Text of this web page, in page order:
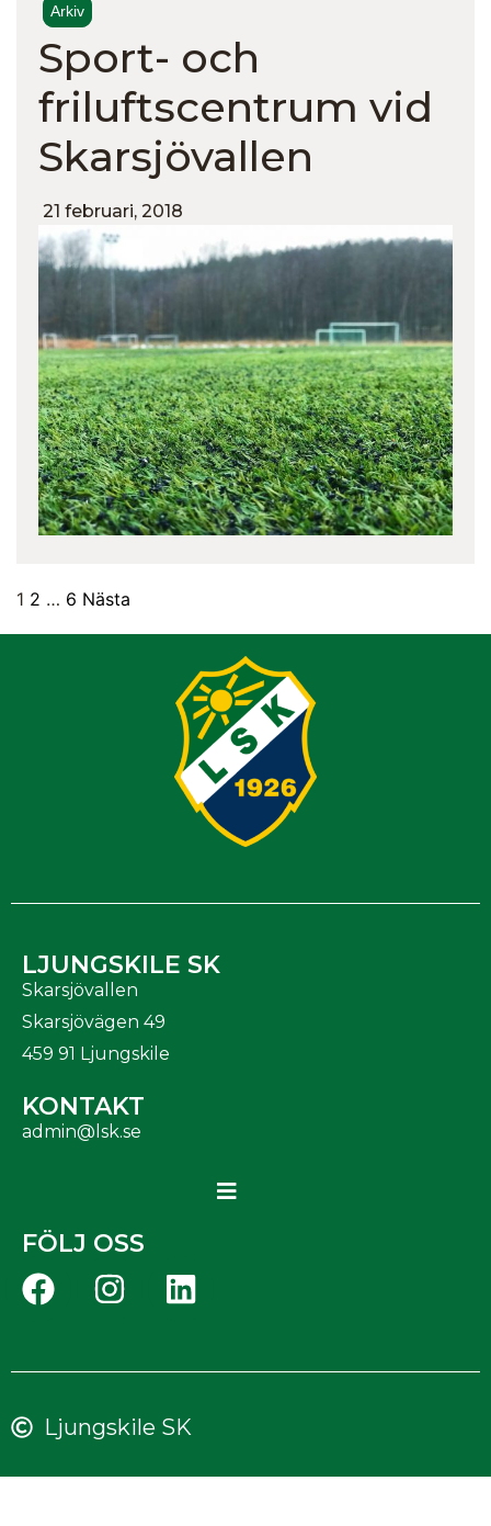
Arkiv
Sport- och
friluftscentrum vid
Skarsjövallen
21 februari, 2018
1 2 … 6 Nästa
LJUNGSKILE SK
Skarsjövallen
Skarsjövägen 49
459 91 Ljungskile
KONTAKT
admin@lsk.se
FÖLJ OSS
Ljungskile SK